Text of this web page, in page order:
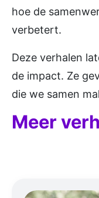
hoe de
verbetert.
Deze verhalen
de impact. Ze
die we samen
Meer